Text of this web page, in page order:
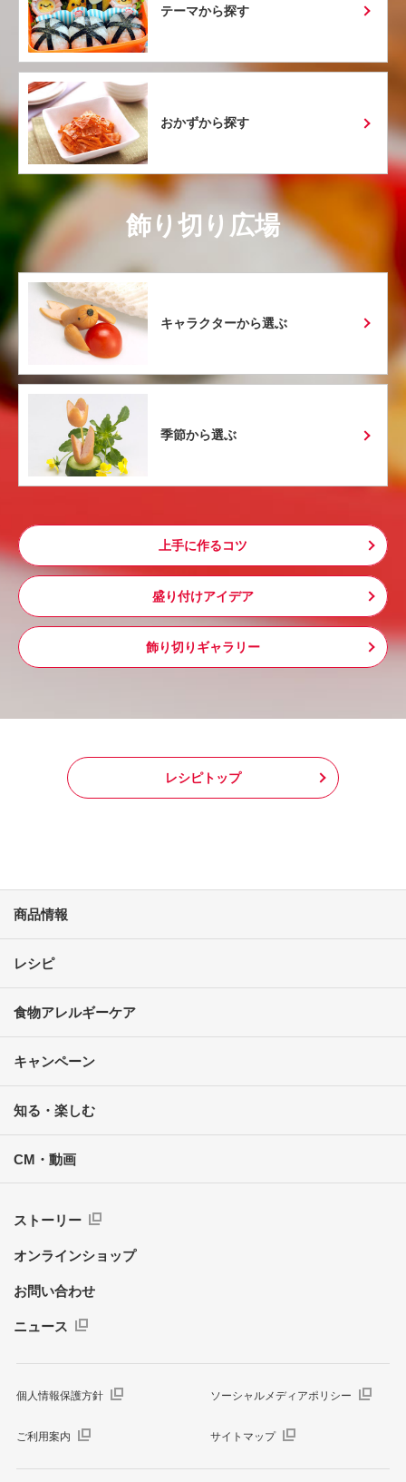
テーマから探す
おかずから探す
飾り切り広場
キャラクターから選ぶ
季節から選ぶ
上手に作るコツ
盛り付けアイデア
飾り切りギャラリー
レシピトップ
商品情報
レシピ
食物アレルギーケア
キャンペーン
知る・楽しむ
CM・動画
ストーリー
オンラインショップ
お問い合わせ
ニュース
個人情報保護方針 ソーシャルメディアポリシー
ご利用案内 サイトマップ